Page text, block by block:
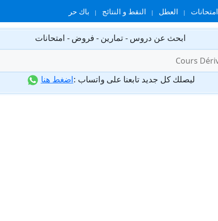
امتحانات العطل النقط و النتائج باك حر
ابحث عن دروس - تمارين - فروض - امتحانات
ليصلك كل جديد تابعنا على واتساب :اضغط هنا